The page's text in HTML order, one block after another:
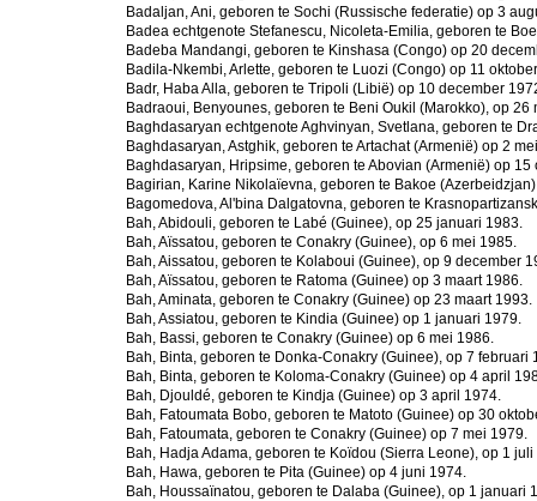
Badaljan, Ani, geboren te Sochi (Russische federatie) op 3
Badea echtgenote Stefanescu, Nicoleta-Emilia, geboren te
Badeba Mandangi, geboren te Kinshasa (Congo) op 20
Badila-Nkembi, Arlette, geboren te Luozi (Congo) op 11
Badr, Haba Alla, geboren te Tripoli (Libië) op 10 december
Badraoui, Benyounes, geboren te Beni Oukil (Marokko), op 26
Baghdasaryan echtgenote Aghvinyan, Svetlana, geboren te
Baghdasaryan, Astghik, geboren te Artachat (Armenië) op 2
Baghdasaryan, Hripsime, geboren te Abovian (Armenië) op 15
Bagirian, Karine Nikolaïevna, geboren te Bakoe
Bagomedova, Al'bina Dalgatovna, geboren te
Bah, Abidouli, geboren te Labé (Guinee), op 25 januari 1983.
Bah, Aïssatou, geboren te Conakry (Guinee), op 6 mei 1985.
Bah, Aissatou, geboren te Kolaboui (Guinee), op 9 december
Bah, Aïssatou, geboren te Ratoma (Guinee) op 3 maart 1986.
Bah, Aminata, geboren te Conakry (Guinee) op 23 maart 1993.
Bah, Assiatou, geboren te Kindia (Guinee) op 1 januari 1979.
Bah, Bassi, geboren te Conakry (Guinee) op 6 mei 1986.
Bah, Binta, geboren te Donka-Conakry (Guinee), op 7 februari
Bah, Binta, geboren te Koloma-Conakry (Guinee) op 4 april
Bah, Djouldé, geboren te Kindja (Guinee) op 3 april 1974.
Bah, Fatoumata Bobo, geboren te Matoto (Guinee) op 30
Bah, Fatoumata, geboren te Conakry (Guinee) op 7 mei 1979.
Bah, Hadja Adama, geboren te Koïdou (Sierra Leone), op 1 juli
Bah, Hawa, geboren te Pita (Guinee) op 4 juni 1974.
Bah, Houssaïnatou, geboren te Dalaba (Guinee), op 1 januari